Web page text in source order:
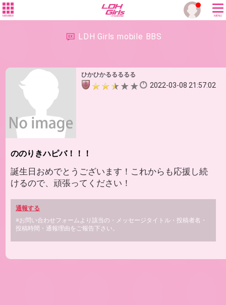
MEMBER MENU
LDH Girls mobile BBS
ひかひかるるるるる
2022-03-08 21:57:02
ののりきハピバ！！！
誕生日おめでとうございます！これからも応援し続
けるので、頑張ってください！
通報する
※お問い合わせフォームより該当の・メッセージタイトル・投稿者名・
投稿時間・通報理由をご報告下さい。